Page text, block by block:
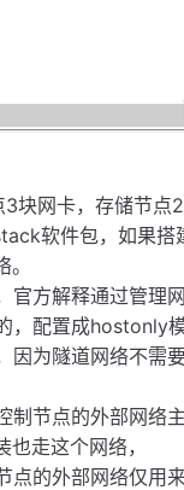
块网卡，存储节
软件包，如果
官方解释通过管理
，配置成hostonly模
因为隧道网络不
制节点的外部网
走这个网络，
点的外部网络仅用